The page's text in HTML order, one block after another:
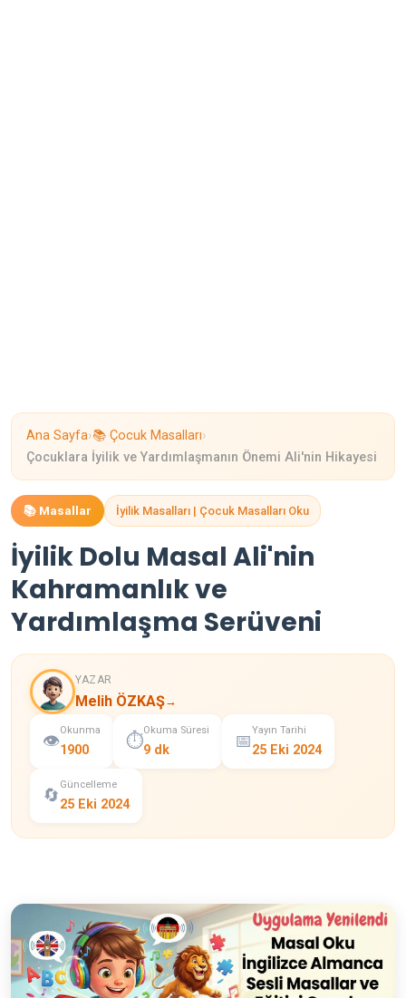
Ana Sayfa›📚 Çocuk Masalları›
Çocuklara İyilik ve Yardımlaşmanın Önemi Ali'nin Hikayesi
📚 Masallar İyilik Masalları | Çocuk Masalları Oku
İyilik Dolu Masal Ali'nin
Kahramanlık ve
Yardımlaşma Serüveni
YAZAR
Melih ÖZKAŞ→
👁️
Okunma
1900 ⏱️
Okuma Süresi
9 dk 📅
Yayın Tarihi
25 Eki 2024
🔄
Güncelleme
25 Eki 2024